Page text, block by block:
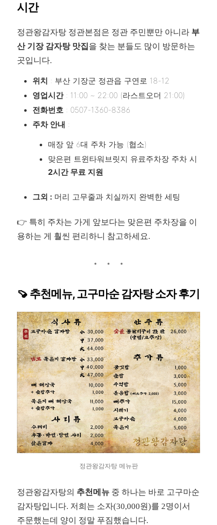
시간
정관왕감자탕 정관본점은 정관 주민뿐만 아니라 부
산 기장 감자탕 맛집을 찾는 분들도 많이 방문하는
곳입니다.
위치 : 부산 기장군 정관읍 구연로 18-12
영업시간: 11:00 ~ 22:00 (라스트오더 21:00)
전화번호 : 0507-1360-8386
주차 안내 :
매장 앞 6대 주차 가능 (협소)
맞은편 트윈타워브릿지 유료주차장 주차 시
2시간 무료 지원
그외 : 머리 고무줄과 치실까지 완벽한 세팅
👉 특히 주차는 가게 앞보다는 맞은편 주차장을 이
용하는 게 훨씬 편리하니 참고하세요.
🍠 추천메뉴, 고구마순 감자탕 소자 후기
정관왕감자탕 메뉴판
정관왕감자탕의 추천메뉴 중 하나는 바로 고구마순
감자탕입니다. 저희는 소자(30,000원)를 2명이서
주문했는데 양이 정말 푸짐했습니다.